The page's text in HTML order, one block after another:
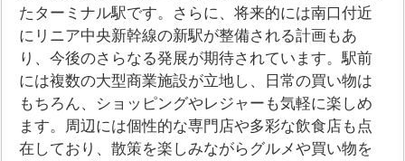
たターミナル駅です。さらに、将来的には南口付近
にリニア中央新幹線の新駅が整備される計画もあ
り、今後のさらなる発展が期待されています。駅前
には複数の大型商業施設が立地し、日常の買い物は
もちろん、ショッピングやレジャーも気軽に楽しめ
ます。周辺には個性的な専門店や多彩な飲食店も点
在しており、散策を楽しみながらグルメや買い物を